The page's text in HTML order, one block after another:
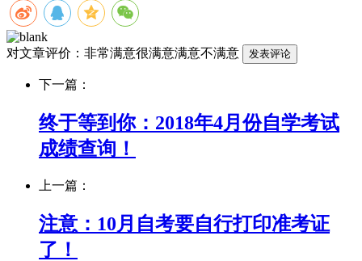
对文章评价： 非常满意很满意满意不满意
下一篇：
终于等到你：2018年4月份自学考试
成绩查询！
上一篇：
注意：10月自考要自行打印准考证
了！